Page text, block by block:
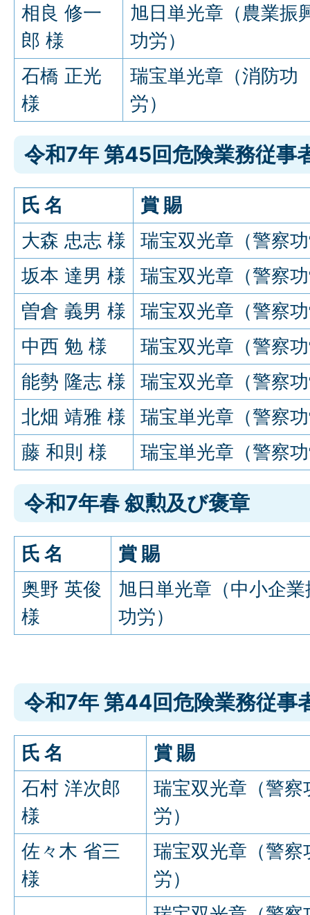
相良 修一
郎 様
旭日単光章（農業振
功労）
石橋 正光
様
瑞宝単光章（消防功
労）
令和7年 第45回危険業務従事
氏 名
賞 賜
大森 忠志 様
瑞宝双光章（警察
坂本 達男 様
瑞宝双光章（警察
曽倉 義男 様
瑞宝双光章（警察
中西 勉 様
瑞宝双光章（警察
能勢 隆志 様
瑞宝双光章（警察
北畑 靖雅 様
瑞宝単光章（警察
藤 和則 様
瑞宝単光章（警察
令和7年春 叙勲及び褒章
氏 名
賞 賜
奥野 英俊
様
旭日単光章（中小企
功労）
令和7年 第44回危険業務従事
氏 名
賞 賜
石村 洋次郎
様
瑞宝双光章（警察
労）
佐々木 省三
様
瑞宝双光章（警察
労）